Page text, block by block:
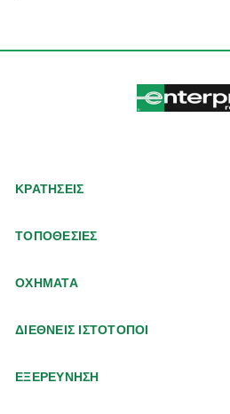
ΚΡΑΤΗΣΕΙΣ
ΤΟΠΟΘΕΣΙΕΣ
ΟΧΗΜΑΤΑ
ΔΙΕΘΝΕΙΣ ΙΣΤΟΤΟΠΟΙ
ΕΞΕΡΕΥΝΗΣΗ